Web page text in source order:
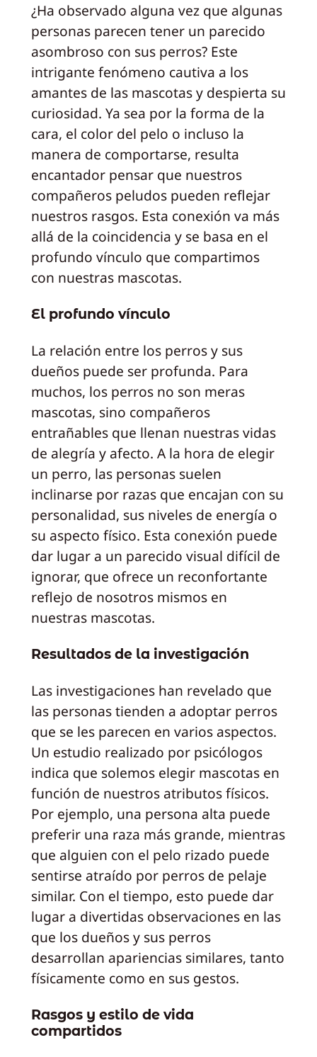
¿Ha observado alguna vez que algunas
personas parecen tener un parecido
asombroso con sus perros? Este
intrigante fenómeno cautiva a los
amantes de las mascotas y despierta su
curiosidad. Ya sea por la forma de la
cara, el color del pelo o incluso la
manera de comportarse, resulta
encantador pensar que nuestros
compañeros peludos pueden reflejar
nuestros rasgos. Esta conexión va más
allá de la coincidencia y se basa en el
profundo vínculo que compartimos
con nuestras mascotas.
El profundo vínculo
La relación entre los perros y sus
dueños puede ser profunda. Para
muchos, los perros no son meras
mascotas, sino compañeros
entrañables que llenan nuestras vidas
de alegría y afecto. A la hora de elegir
un perro, las personas suelen
inclinarse por razas que encajan con su
personalidad, sus niveles de energía o
su aspecto físico. Esta conexión puede
dar lugar a un parecido visual difícil de
ignorar, que ofrece un reconfortante
reflejo de nosotros mismos en
nuestras mascotas.
Resultados de la investigación
Las investigaciones han revelado que
las personas tienden a adoptar perros
que se les parecen en varios aspectos.
Un estudio realizado por psicólogos
indica que solemos elegir mascotas en
función de nuestros atributos físicos.
Por ejemplo, una persona alta puede
preferir una raza más grande, mientras
que alguien con el pelo rizado puede
sentirse atraído por perros de pelaje
similar. Con el tiempo, esto puede dar
lugar a divertidas observaciones en las
que los dueños y sus perros
desarrollan apariencias similares, tanto
físicamente como en sus gestos.
Rasgos y estilo de vida
compartidos